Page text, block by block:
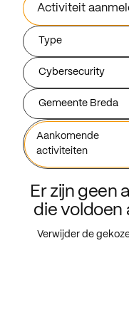
Activiteit
Type
Cybersecurity
Gemeente Breda
Aankomende
activiteiten
Er zijn geen
die voldoen
Verwijder de